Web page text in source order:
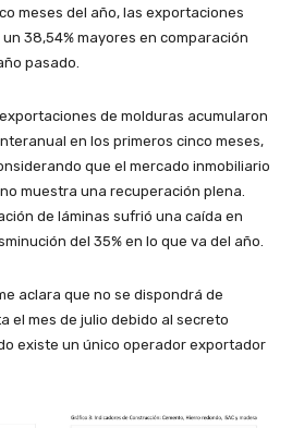
meses del año, las exportaciones
38,54% mayores en comparación
pasado.
de molduras acumularon
en los primeros cinco meses,
que el mercado inmobiliario
muestra una recuperación plena.
de láminas sufrió una caída en
del 35% en lo que va del año.
aclara que no se dispondrá de
el mes de julio debido al secreto
existe un único operador exportador